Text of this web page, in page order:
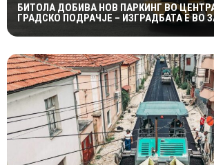
БИТОЛА ДОБИВА НОВ ПАРКИНГ ВО
ГРАДСКО ПОДРАЧЈЕ – ИЗГРАДБАТА Е ВО